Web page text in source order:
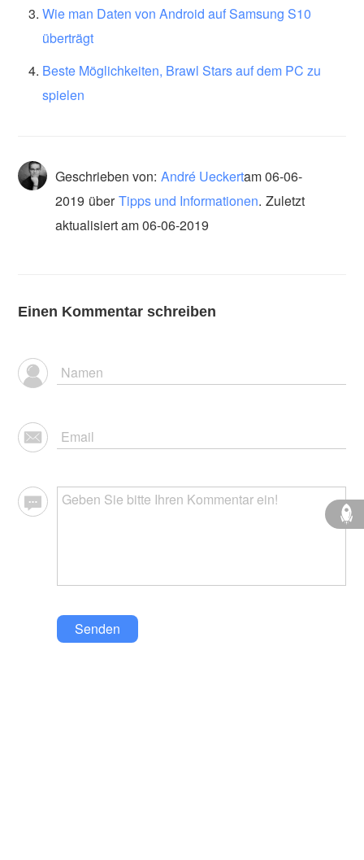
Wie man Daten von Android auf Samsung S10
überträgt
Beste Möglichkeiten, Brawl Stars auf dem PC zu
spielen
Geschrieben von: André Ueckertam06-06-
2019 über Tipps und Informationen. Zuletzt
aktualisiert am 06-06-2019
Einen Kommentar schreiben
Senden